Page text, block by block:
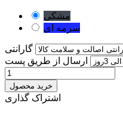
مشکی
سرمه ای
گارانتی
ارسال از طریق پست
خرید محصول
اشتراک گذاری